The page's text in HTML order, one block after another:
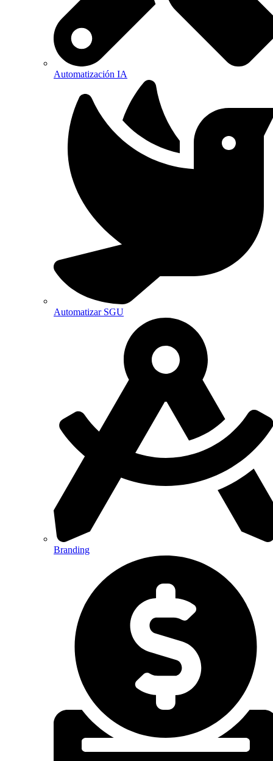
Automatización IA
Automatizar SGU
Branding